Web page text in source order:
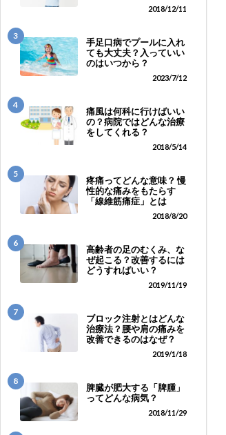
2018/12/11
3
手足口病でプールに入れ
ても大丈夫？入っていい
のはいつから？
2023/7/12
4
痛風は何科に行けばいい
の？病院ではどんな治療
をしてくれる？
2018/5/14
5
疼痛ってどんな意味？ 慢
性的な痛みをもたらす
「線維筋痛症」とは
2018/8/20
6
高齢者の足のむくみ、な
ぜ起こる？改善するには
どうすればいい？
2019/11/19
7
ブロック注射とはどんな
治療法？腰や肩の痛みを
改善できるのはなぜ？
2019/1/18
8
脾臓が肥大する「脾腫」
ってどんな病気？
2018/11/29